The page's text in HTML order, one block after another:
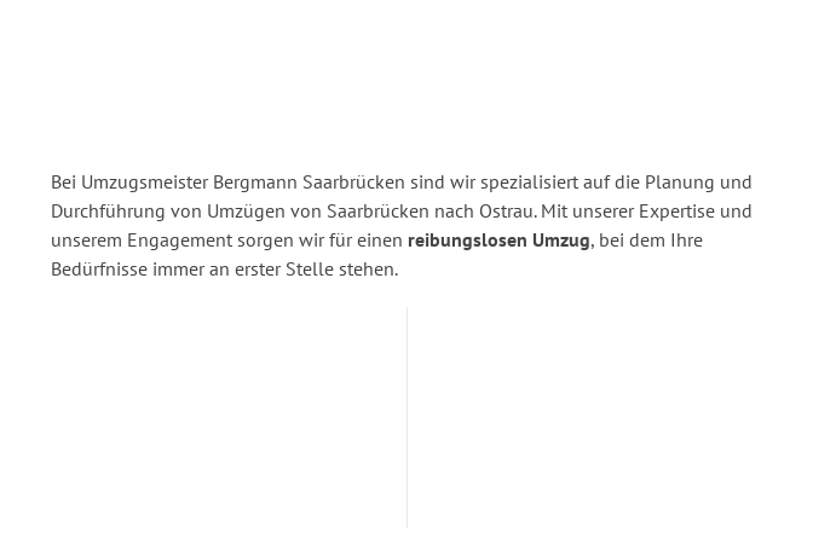
Bei Umzugsmeister Bergmann Saarbrücken sind wir spezialisiert auf die Planung und
Durchführung von Umzügen von Saarbrücken nach Ostrau. Mit unserer Expertise und
unserem Engagement sorgen wir für einen reibungslosen Umzug, bei dem Ihre
Bedürfnisse immer an erster Stelle stehen.